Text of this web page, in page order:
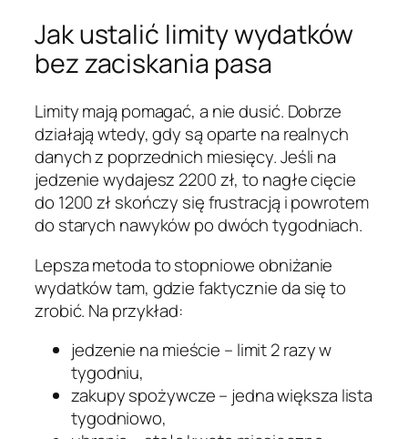
Jak ustalić limity wydatków
bez zaciskania pasa
Limity mają pomagać, a nie dusić. Dobrze
działają wtedy, gdy są oparte na realnych
danych z poprzednich miesięcy. Jeśli na
jedzenie wydajesz 2200 zł, to nagłe cięcie
do 1200 zł skończy się frustracją i powrotem
do starych nawyków po dwóch tygodniach.
Lepsza metoda to stopniowe obniżanie
wydatków tam, gdzie faktycznie da się to
zrobić. Na przykład:
jedzenie na mieście – limit 2 razy w
tygodniu,
zakupy spożywcze – jedna większa lista
tygodniowo,